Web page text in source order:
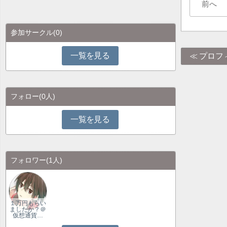
前へ
プロフ
参加サークル(0)
一覧を見る
フォロー(0人)
一覧を見る
フォロワー(1人)
１万円もらい
ましたか？＠
仮想通貨…